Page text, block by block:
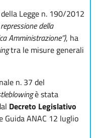
Legge n. 190/2012
della
Amministrazione”), ha
tra le misure generali
n. 37 del
è stata
Decreto Legislativo
Guida ANAC 12 luglio